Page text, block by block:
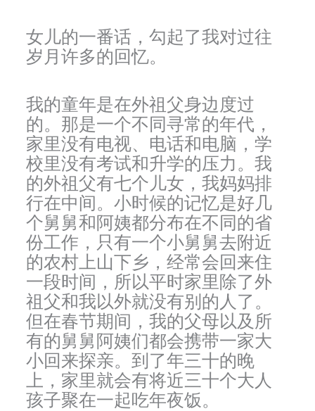
女儿的一番话，勾起了我对过往
岁月许多的回忆。
我的童年是在外祖父身边度过
的。那是一个不同寻常的年代，
家里没有电视、电话和电脑，学
校里没有考试和升学的压力。我
的外祖父有七个儿女，我妈妈排
行在中间。小时候的记忆是好几
个舅舅和阿姨都分布在不同的省
份工作，只有一个小舅舅去附近
的农村上山下乡，经常会回来住
一段时间，所以平时家里除了外
祖父和我以外就没有别的人了。
但在春节期间，我的父母以及所
有的舅舅阿姨们都会携带一家大
小回来探亲。到了年三十的晚
上，家里就会有将近三十个大人
孩子聚在一起吃年夜饭。